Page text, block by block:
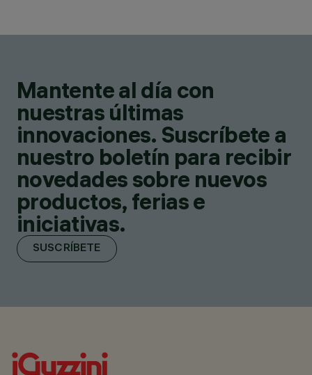
Mantente al día con
nuestras últimas
innovaciones. Suscríbete a
nuestro boletín para recibir
novedades sobre nuevos
productos, ferias e
iniciativas.
SUSCRÍBETE